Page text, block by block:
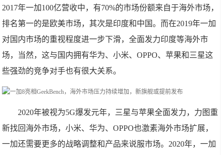
2017年一加100亿营收中，有70%的市场份额来自于海外市场，
排名第一的是欧美市场，其次是印度和中国。而在2019年一加
对国内市场的重视程度进一步下滑，全面发力印度等海外市
场，当然，这与国内拥有华为、小米、OPPO、苹果和三星这
些强劲的竞争对手也有很大关系。
2020年被视为5G爆发元年，三星与苹果全面发力，力图重
新找回海外市场，小米、华为、OPPO也激素海外市场扩展，
一加还需要更多的战略调整和产品来说服市场。2020年，一加